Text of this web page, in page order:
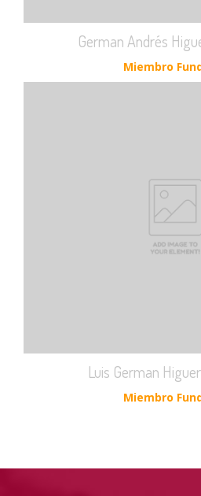
German Andrés
Miembro
Luis German
Miembro